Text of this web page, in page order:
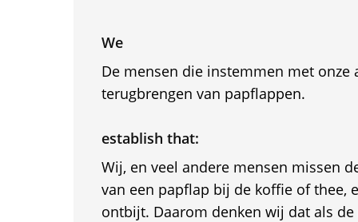
We
De mensen die instemmen met onze
terugbrengen van papflappen.
establish that:
Wij, en veel andere mensen missen
van een papflap bij de koffie of thee,
ontbijt. Daarom denken wij dat als